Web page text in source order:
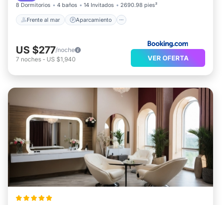
8 Dormitorios 4 baños 14 Invitados 2690.98 pies²
Frente al mar Aparcamiento
US $277/noche
7 noches - US $1,940 VER OFERTA